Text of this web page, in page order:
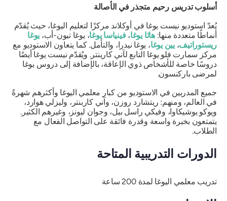
أسلوب تدريس رحيم متجذر في الأصالة
يُعدّ استوديو نيست يوغا في أوكلاند مركزًا لتعليم اليوغا، حيث يُقدّم
أنماطًا متعددة منها:هاثا يوغا،فينياسا يوغا، يوغا تيون-أب،يوغا
ريستوراتيف،يين يوغا، يوغا نيدرا، والتأمل. كما يتعاون الاستوديو مع
مركز سمارت فلو يوغا التابع لآني كاربنتر. ويُقدّم نيست يوغا أيضًا
دروسًا خاصة للأشخاص ذوي الإعاقة، بالإضافة إلى دروس يوغا
لمرضى باركنسون.
جميع المدربين في الاستوديو من كبار معلمي اليوغا وأكثرهم شهرةً
في العالم، ومنهم: ريتشارد روزن، وآني كاربنتر، وليزلي هوارد،
ويوكو يوشيكاوا، وفيكي راسل بيل، وجوان ليونز، وغيرهم الكثير.
يتمتعون بخبرة واسعة وقدرة فائقة على التواصل الفعال مع
الطلاب.
الدورات التدريبية المتاحة
تدريب معلمي اليوغا لمدة 200 ساعة